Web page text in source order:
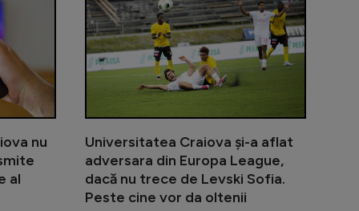
nu
al
Universitatea Craiova și-a aflat
adversara din Europa League,
dacă nu trece de Levski Sofia.
Peste cine vor da oltenii